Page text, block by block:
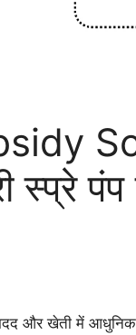
पंप
और खेती में